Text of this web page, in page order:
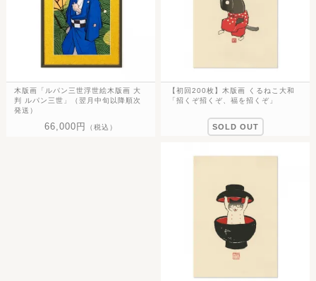
木版画「ルパン三世浮世絵木版画 大
判 ルパン三世」（翌月中旬以降順次
発送）
66,000円 （税込）
【初回200枚】木版画 くるねこ大和
「招くぞ招くぞ、福を招くぞ」
SOLD OUT